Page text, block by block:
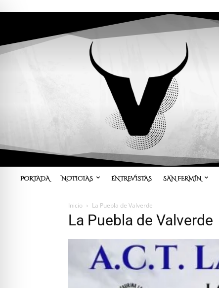
PORTADA NOTICIAS ENTREVISTAS SAN FERMÍN
Inicio La Puebla de Valverde
La Puebla de Valverde